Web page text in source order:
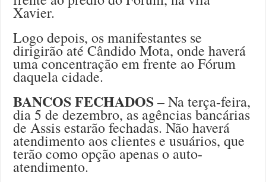
Xavier.
Logo depois, os manifestantes se
dirigirão até Cândido Mota, onde haverá
uma concentração em frente ao Fórum
daquela cidade.
BANCOS FECHADOS– Na terça-feira,
dia 5 de dezembro, as agências bancárias
de Assis estarão fechadas. Não haverá
atendimento aos clientes e usuários, que
terão como opção apenas o auto-
atendimento.